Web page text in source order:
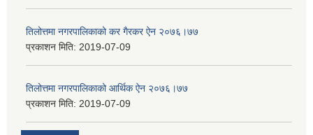
तिलोत्तमा नगरपालिकाको कर गैरकर ऐन २०७६।७७
प्रकाशन मिति: 2019-07-09
तिलोत्तमा नगरपालिकाको आर्थिक ऐन २०७६।७७
प्रकाशन मिति: 2019-07-09